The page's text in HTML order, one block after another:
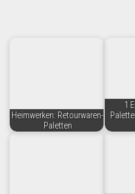
Heimwerken: Retourwaren-
Paletten
1